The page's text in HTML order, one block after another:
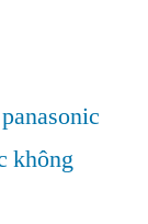
không